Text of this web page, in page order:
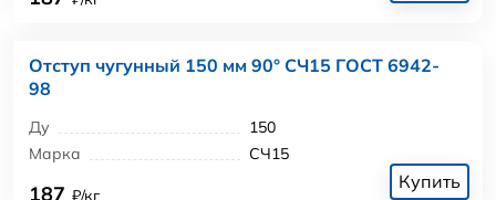
Отступ чугунный 150 мм 90° СЧ15 ГОСТ 6942-
98
Ду
150
Марка
СЧ15
187 ₽/кг
Купить